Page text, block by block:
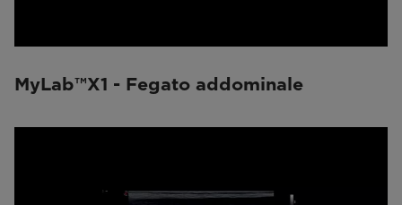
MyLab™X1 - Fegato addominale